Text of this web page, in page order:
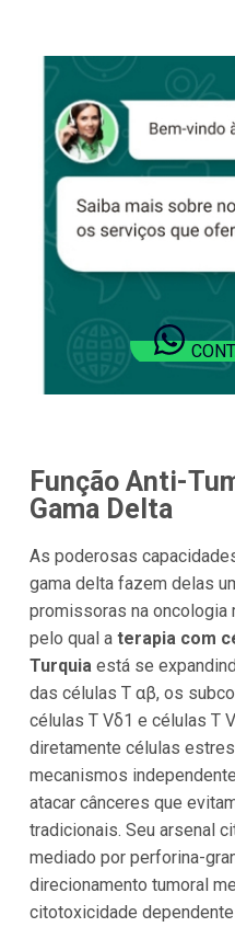
Função Anti-
Gama Delta
As poderosas
gama delta fazem delas
promissoras na oncologia
pelo qual a terapia com
Turquiaestá se
das células T αβ, os
células T Vδ1 e células T
diretamente células
mecanismos
atacar cânceres que
tradicionais. Seu arsenal
mediado por perforina-
direcionamento tumoral
citotoxicidade